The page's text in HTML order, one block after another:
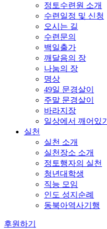
정토수련원 소개
수련일정 및 신청
오시는 길
수련문의
백일출가
깨달음의 장
나눔의 장
명상
49일 문경살이
주말 문경살이
바라지장
일상에서 깨어있기
실천
실천 소개
실천장소 소개
정토행자의 실천
청년대학생
직능 모임
인도 성지순례
동북아역사기행
후원하기